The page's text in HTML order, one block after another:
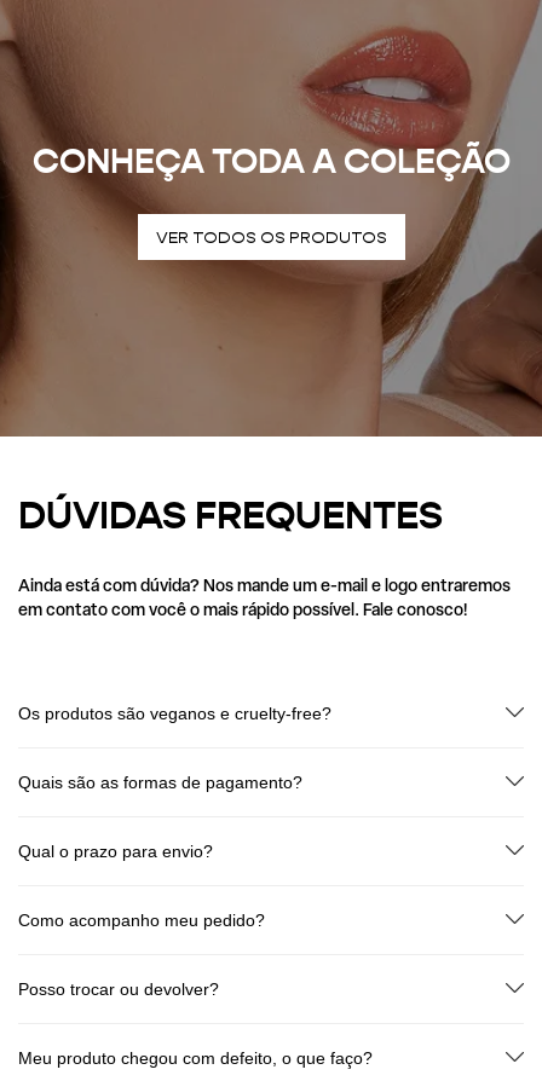
CONHEÇA TODA A COLEÇÃO
VER TODOS OS PRODUTOS
DÚVIDAS FREQUENTES
Ainda está com dúvida? Nos mande um e-mail e logo entraremos
em contato com você o mais rápido possível. Fale conosco!
Os produtos são veganos e cruelty-free?
animais.
Quais são as formas de pagamento?
escondidas!
Qual o prazo para envio?
pagamento. O prazo de entrega varia de acordo com o CEP e o tipo de
Como acompanho meu pedido?
rastreio! Transparência de ponta a ponta.
Posso trocar ou devolver?
devolução ou troca, conforme o Código de Defesa do Consumidor. Fale
Meu produto chegou com defeito, o que faço?